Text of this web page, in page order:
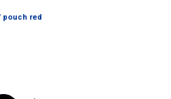
pouch red